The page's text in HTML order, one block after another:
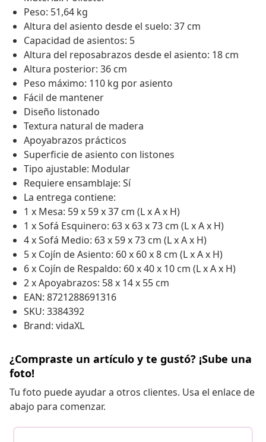
Peso: 51,64 kg
Altura del asiento desde el suelo: 37 cm
Capacidad de asientos: 5
Altura del reposabrazos desde el asiento: 18 cm
Altura posterior: 36 cm
Peso máximo: 110 kg por asiento
Fácil de mantener
Diseño listonado
Textura natural de madera
Apoyabrazos prácticos
Superficie de asiento con listones
Tipo ajustable: Modular
Requiere ensamblaje: Sí
La entrega contiene:
1 x Mesa: 59 x 59 x 37 cm (L x A x H)
1 x Sofá Esquinero: 63 x 63 x 73 cm (L x A x H)
4 x Sofá Medio: 63 x 59 x 73 cm (L x A x H)
5 x Cojín de Asiento: 60 x 60 x 8 cm (L x A x H)
6 x Cojín de Respaldo: 60 x 40 x 10 cm (L x A x H)
2 x Apoyabrazos: 58 x 14 x 55 cm
EAN: 8721288691316
SKU: 3384392
Brand: vidaXL
¿Compraste un artículo y te gustó? ¡Sube una
foto!
Tu foto puede ayudar a otros clientes. Usa el enlace de
abajo para comenzar.